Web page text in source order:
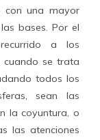
con una mayor
bases. Por el
a los
cuando se trata
todos los
sean las
la coyuntura, o
las atenciones